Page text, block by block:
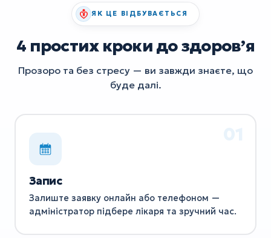
ЯК ЦЕ ВІДБУВАЄТЬСЯ
4 простих кроки до здоровʼя
Прозоро та без стресу — ви завжди знаєте, що
буде далі.
Запис
Залиште заявку онлайн або телефоном —
адміністратор підбере лікаря та зручний час.